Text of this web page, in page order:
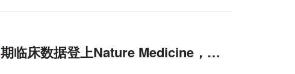
期临床数据登上Nature Medicine，中山大学徐瑞